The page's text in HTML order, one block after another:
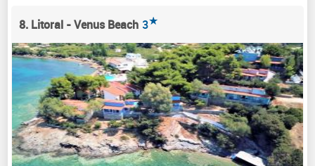
8. Litoral - Venus Beach 3★